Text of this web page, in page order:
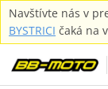
Navštívte nás v
BYSTRICI čaká na